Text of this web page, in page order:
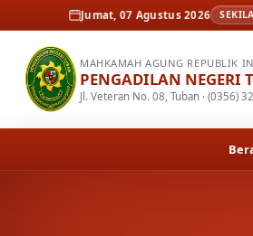
Jumat, 07 Agustus 2026
Assesmen Sertifikasi Mutu Peradilan
MAHKAMAH AGUNG REPUBLIK
PENGADILAN NEGERI
Jl. Veteran No. 08, Tuban · (0356)